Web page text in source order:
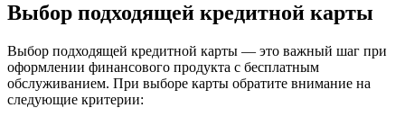
Выбор подходящей кредитной карты
Выбор подходящей кредитной карты — это важный шаг при
оформлении финансового продукта с бесплатным
обслуживанием. При выборе карты обратите внимание на
следующие критерии: